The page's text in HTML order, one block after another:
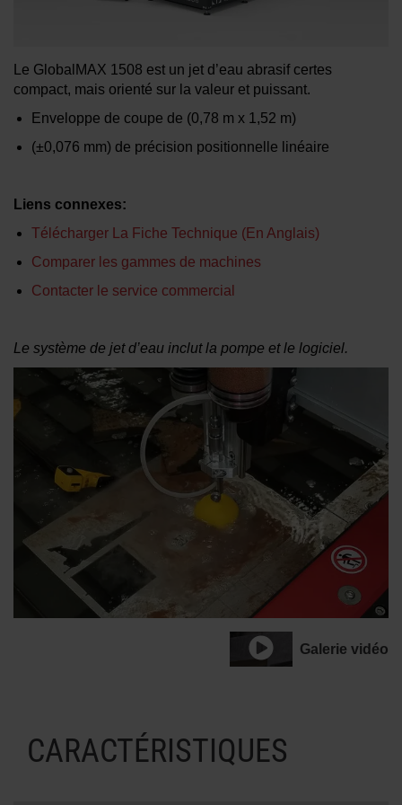
D’EAU
Le GlobalMAX 1508 est un jet d’eau abrasif certes
compact, mais orienté sur la valeur et puissant.
Enveloppe de coupe de (0,78 m x 1,52 m)
(±0,076 mm) de précision positionnelle linéaire
Liens connexes:
Télécharger La Fiche Technique (En Anglais)
Comparer les gammes de machines
Contacter le service commercial
Le système de jet d’eau inclut la pompe et le logiciel.
Galerie vidéo
CARACTÉRISTIQUES